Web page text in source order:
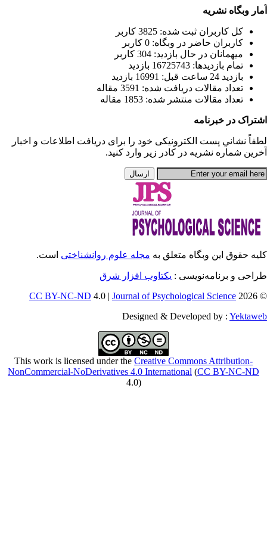
اطلاعات و اخبار
است.
CC BY-NC-ND
This work is
NonCommercial-